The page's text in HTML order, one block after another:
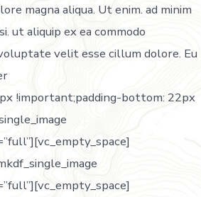
magna aliqua. Ut enim. ad minim
ut aliquip ex ea commodo
velit esse cillum dolore. Eu
!important;padding-bottom: 22px